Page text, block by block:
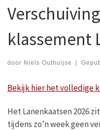
klassement
door Niels Outhuijse
Bekijk hier het volledige
Het Lanenkaatsen 2026
tijdens zo’n week geen